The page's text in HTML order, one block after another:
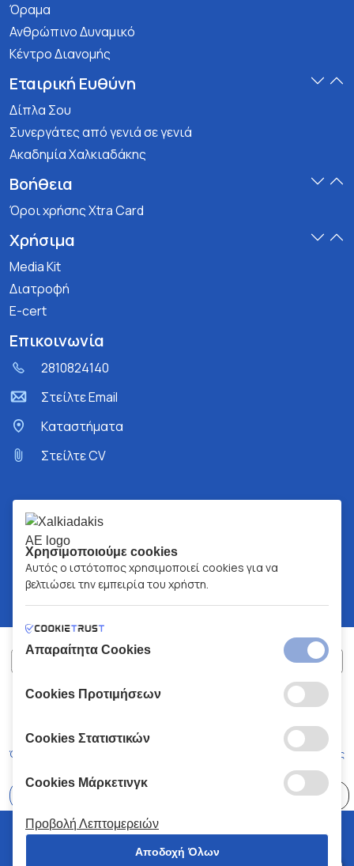
Όραμα
Ανθρώπινο Δυναμικό
Κέντρο Διανομής
Εταιρική Ευθύνη
Δίπλα Σου
Συνεργάτες από γενιά σε γενιά
Ακαδημία Χαλκιαδάκης
Βοήθεια
Όροι χρήσης Xtra Card
Χρήσιμα
Media Kit
Διατροφή
E-cert
Επικοινωνία
2810824140
Στείλτε Email
Kαταστήματα
Στείλτε CV
ΧΑΛΚΙΑΔΑΚΗΣ Α.Ε.
Όροι και Προϋποθέσεις Κώδικας Δεοντολογίας
© 2026 Χαλκιαδάκης all rights reserved
Χρησιμοποιούμε cookies
Αυτός ο ιστότοπος χρησιμοποιεί cookies για να
βελτιώσει την εμπειρία του χρήστη.
Απαραίτητα Cookies
Cookies Προτιμήσεων
Cookies Στατιστικών
Cookies Μάρκετινγκ
Προβολή Λεπτομερειών
Αποδοχή Όλων